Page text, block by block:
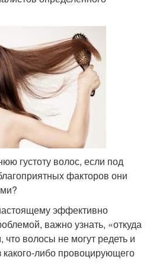
густоту волос, если под
факторов они
эффективно
важно узнать, «откуда
что волосы не могут редеть и
какого-либо провоцирующего